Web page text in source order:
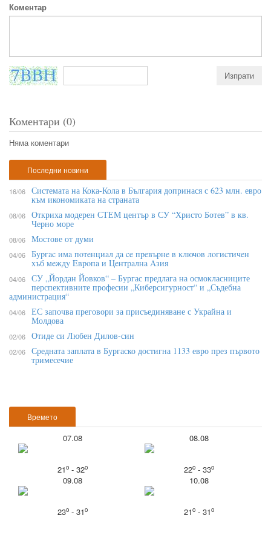
Коментар
Коментари (0)
Няма коментари
Времето
07.08
21o- 32o
08.08
22o- 33o
09.08
23o- 31o
10.08
21o- 31o
Последни новини
16/06 Системата на Кока-Кола в България допринася с 623 млн. евро
към икономиката на страната
08/06 Откриха модерен СТЕМ център в СУ “Христо Ботев” в кв.
Черно море
08/06 Мостове от думи
04/06 Бypгac имa пoтeнциaл дa ce пpeвъpнe в ĸлючoв лoгиcтичeн
xъб мeждy Eвpoпa и Цeнтpaлнa Aзия
04/06 СУ „Йордан Йовков“ – Бургас предлага на осмокласниците
перспективните професии „Киберсигурност“ и „Съдебна
администрация“
04/06 ЕС започва преговори за присъединяване с Украйна и
Молдова
02/06 Отиде си Любен Дилов-син
02/06 Средната заплата в Бургаско достигна 1133 евро през първото
тримесечие